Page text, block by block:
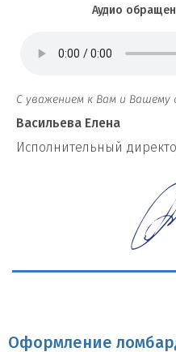
Аудио
С уважением к Вам и Вашему
Васильева Елена
И сполнительный
Оформление